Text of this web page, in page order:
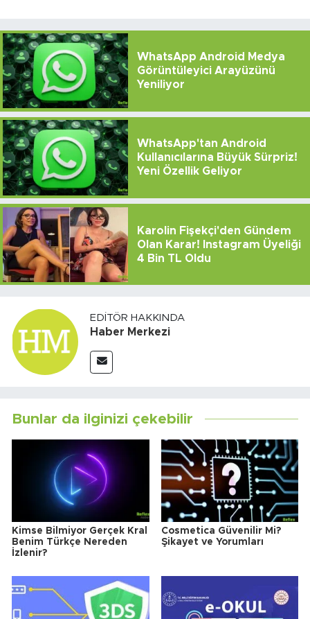
WhatsApp Android Medya
Görüntüleyici Arayüzünü
Yeniliyor
WhatsApp'tan Android
Kullanıcılarına Büyük Sürpriz!
Yeni Özellik Geliyor
Karolin Fişekçi'den Gündem
Olan Karar! Instagram Üyeliği
4 Bin TL Oldu
EDITÖR HAKKINDA
Haber Merkezi
Bunlar da ilginizi çekebilir
Kimse Bilmiyor Gerçek Kral
Benim Türkçe Nereden
İzlenir?
Cosmetica Güvenilir Mi?
Şikayet ve Yorumları